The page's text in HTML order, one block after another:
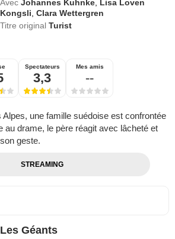
Avec Johannes Kuhnke
Lisa Loven
Kongsli ,Clara Wettergren
Titre originalTurist
Spectateurs
3,3
Mes amis
--
une famille suédoise est confrontée
au drame, le père réagit avec lâcheté et
geste.
STREAMING
Les Géants